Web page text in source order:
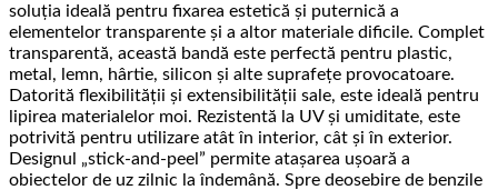
soluția ideală pentru fixarea estetică și puternică a
elementelor transparente și a altor materiale dificile. Complet
transparentă, această bandă este perfectă pentru plastic,
metal, lemn, hârtie, silicon și alte suprafețe provocatoare.
Datorită flexibilității și extensibilității sale, este ideală pentru
lipirea materialelor moi. Rezistentă la UV și umiditate, este
potrivită pentru utilizare atât în interior, cât și în exterior.
Designul „stick-and-peel” permite atașarea ușoară a
obiectelor de uz zilnic la îndemână. Spre deosebire de benzile